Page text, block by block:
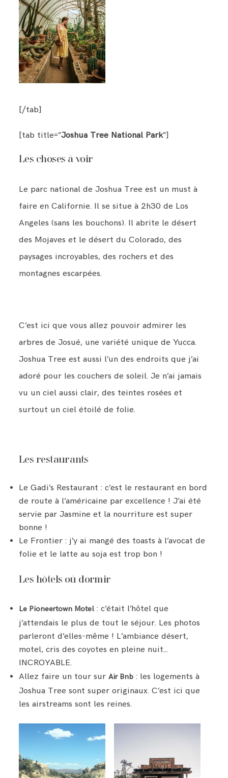
[/tab]
[tab title=”Joshua Tree National Park“]
Les choses à voir
Le parc national de Joshua Tree est un must à
faire en Californie. Il se situe à 2h30 de Los
Angeles (sans les bouchons). Il abrite le désert
des Mojaves et le désert du Colorado, des
paysages incroyables, des rochers et des
montagnes escarpées.
C’est ici que vous allez pouvoir admirer les
arbres de Josué, une variété unique de Yucca.
Joshua Tree est aussi l’un des endroits que j’ai
adoré pour les couchers de soleil. Je n’ai jamais
vu un ciel aussi clair, des teintes rosées et
surtout un ciel étoilé de folie.
Les restaurants
Le Gadi’s Restaurant : c’est le restaurant en bord
de route à l’américaine par excellence ! J’ai été
servie par Jasmine et la nourriture est super
bonne !
Le Frontier : j’y ai mangé des toasts à l’avocat de
folie et le latte au soja est trop bon !
Les hôtels où dormir
Le Pioneertown Motel : c’était l’hôtel que
j’attendais le plus de tout le séjour. Les photos
parleront d’elles-même ! L’ambiance désert,
motel, cris des coyotes en pleine nuit…
INCROYABLE.
Allez faire un tour surAir Bnb : les logements à
Joshua Tree sont super originaux. C’est ici que
les airstreams sont les reines.